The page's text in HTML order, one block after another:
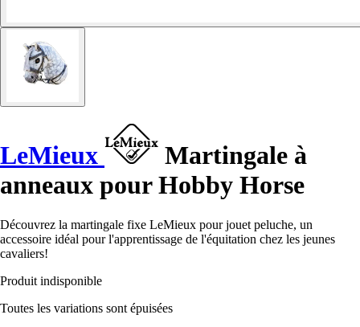
LeMieux
Martingale à
anneaux pour Hobby Horse
Découvrez la martingale fixe LeMieux pour jouet peluche, un
accessoire idéal pour l'apprentissage de l'équitation chez les jeunes
cavaliers!
Produit indisponible
Toutes les variations sont épuisées